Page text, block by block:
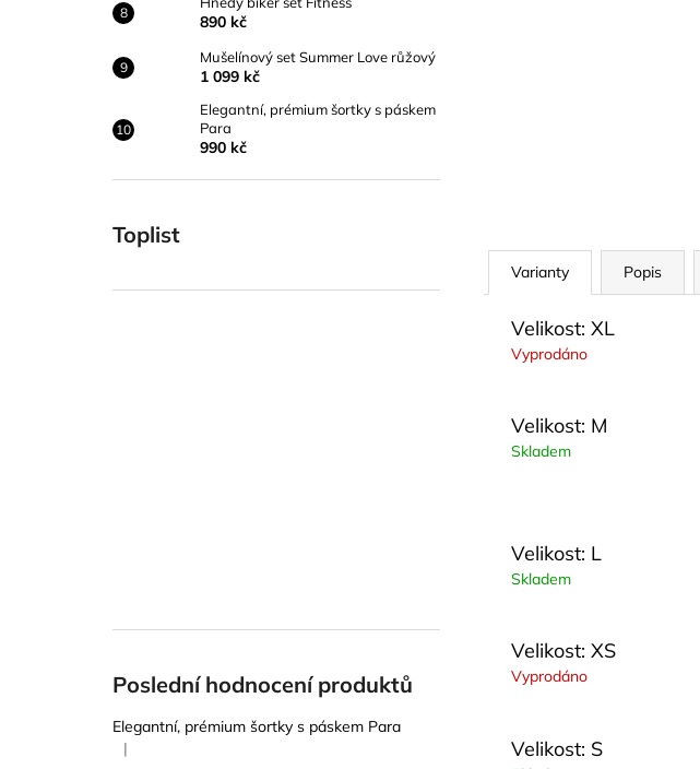
890 kč
Mušelínový set Summer Love růžový
1 099 kč
Elegantní, prémium šortky s páskem
Para
990 kč
Toplist
Poslední hodnocení produktů
Elegantní, prémium šortky s páskem Para
Hodnocení produktu je 5 z 5 hvězdiček.
|
Varianty Popis
Velikost: XL
Vyprodáno
Velikost: M
Skladem
Velikost: L
Skladem
Velikost: XS
Vyprodáno
Velikost: S